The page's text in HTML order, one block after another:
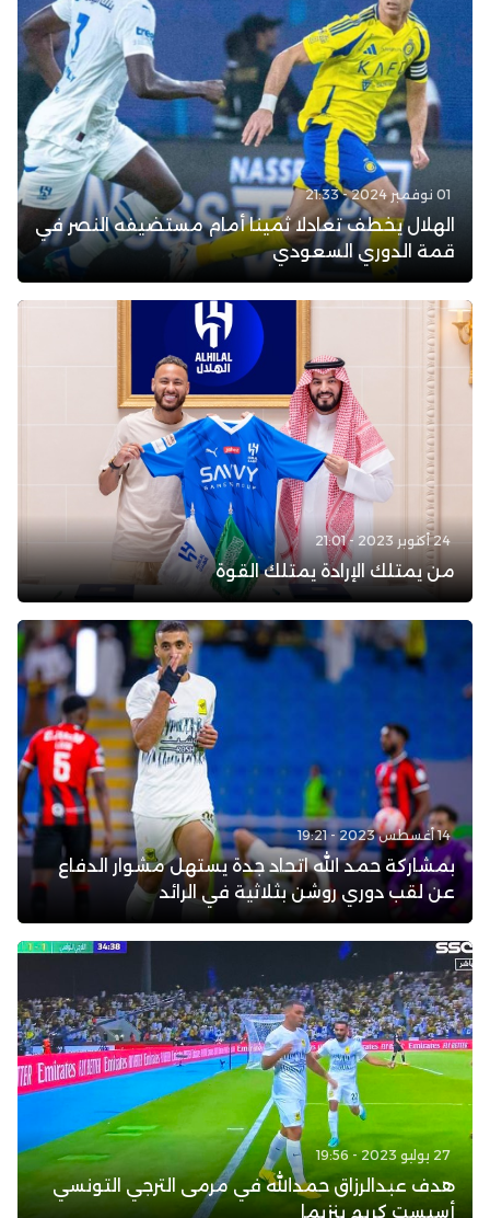
01 نوفمبر 2024 - 21:33
الهلال يخطف تعادلا ثمينا أمام مستضيفه النصر في
قمة الدوري السعودي
24 أكتوبر 2023 - 21:01
من يمتلك الإرادة يمتلك القوة
14 أغسطس 2023 - 19:21
بمشاركة حمد الله اتحاد جدة يستهل مشوار الدفاع
عن لقب دوري روشن بثلاثية في الرائد
27 يوليو 2023 - 19:56
هدف عبدالرزاق حمدالله في مرمى الترجي التونسي
أسيست كريم بنزيما